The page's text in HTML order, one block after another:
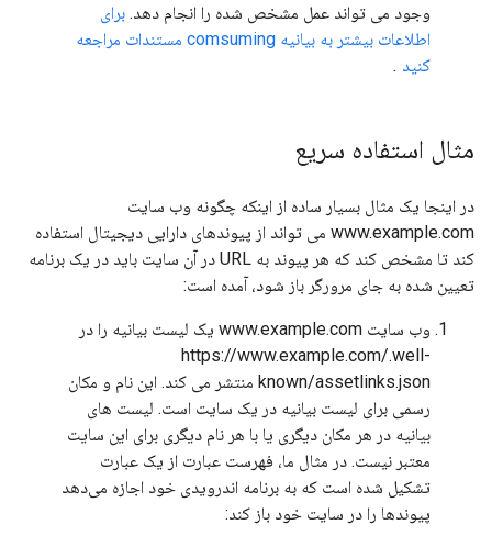
وجود می تواند عمل مشخص شده را انجام دهد. برای
اطلاعات بیشتر به بیانیه comsuming مستندات مراجعه
کنید .
مثال استفاده سریع
در اینجا یک مثال بسیار ساده از اینکه چگونه وب سایت
www.example.com می تواند از پیوندهای دارایی دیجیتال استفاده
کند تا مشخص کند که هر پیوند به URL در آن سایت باید در یک برنامه
تعیین شده به جای مرورگر باز شود، آمده است:
وب سایت www.example.com یک لیست بیانیه را در
https://www.example.com/.well-
known/assetlinks.json منتشر می کند. این نام و مکان
رسمی برای لیست بیانیه در یک سایت است. لیست های
بیانیه در هر مکان دیگری یا با هر نام دیگری برای این سایت
معتبر نیست. در مثال ما، فهرست عبارت از یک عبارت
تشکیل شده است که به برنامه اندرویدی خود اجازه می‌دهد
پیوندها را در سایت خود باز کند: